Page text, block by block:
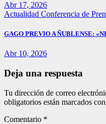
Abr 17, 2026
Actualidad Conferencia de
GAGO PREVIO A ÑUBLENSE:
Abr 10, 2026
Deja una respuesta
Tu dirección de correo
obligatorios están marcados con
Comentario *